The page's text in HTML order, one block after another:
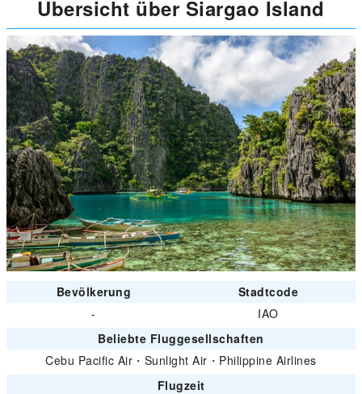
Übersicht über Siargao Island
Bevölkerung
Stadtcode
-
IAO
Beliebte Fluggesellschaften
Cebu Pacific Air ・ Sunlight Air ・ Philippine Airlines
Flugzeit